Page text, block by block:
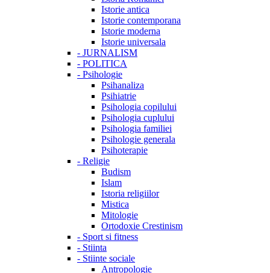
Istorie antica
Istorie contemporana
Istorie moderna
Istorie universala
- JURNALISM
- POLITICA
- Psihologie
Psihanaliza
Psihiatrie
Psihologia copilului
Psihologia cuplului
Psihologia familiei
Psihologie generala
Psihoterapie
- Religie
Budism
Islam
Istoria religiilor
Mistica
Mitologie
Ortodoxie Crestinism
- Sport si fitness
- Stiinta
- Stiinte sociale
Antropologie